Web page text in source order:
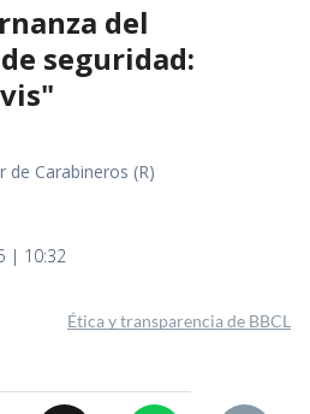
del
seguridad:
de Carabineros (R)
| 10:32
Ética y transparencia de BBCL